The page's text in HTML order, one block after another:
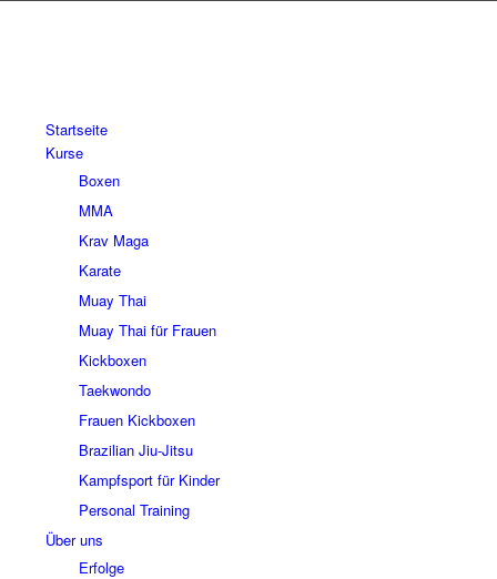
Startseite
Kurse
Boxen
MMA
Krav Maga
Karate
Muay Thai
Muay Thai für Frauen
Kickboxen
Taekwondo
Frauen Kickboxen
Brazilian Jiu-Jitsu
Kampfsport für Kinder
Personal Training
Über uns
Erfolge